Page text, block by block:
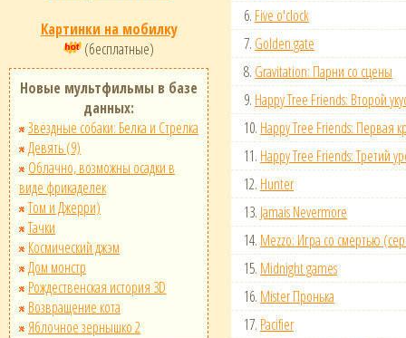
Картинки на мобилку
(бесплатные)
Новые мультфильмы в базе
данных:
Звёздные собаки: Белка и Стрелка
Девять (9)
Облачно, возможны осадки в
виде фрикаделек
Том и Джерри)
Тачки
Космический джэм
Дом монстр
Рождественская история 3D
Возвращение кота
Яблочное зернышко 2
6. Five o'clock
7. Golden gate
8. Gravitation: Парни со сцены
9. Happy Tree Friends: Второй
10. Happy Tree Friends: Первая
11. Happy Tree Friends: Третий
12. Hunter
13. Jamais Nevermore
14. Mezzo: Игра со смертью
15. Midnight games
16. Mister Пронька
17. Pacifier